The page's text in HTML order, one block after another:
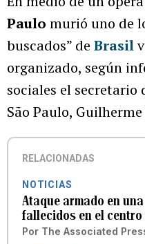
Paulo murió uno de
buscados” de Brasil
organizado, según
sociales el secretario
São Paulo,
RELACIONADAS
NOTICIAS
Ataque armado en
fallecidos en el centro
Por The Associated